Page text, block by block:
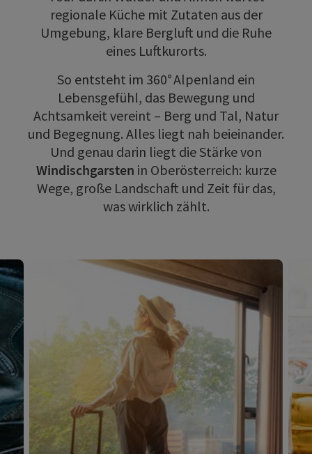
regionale Küche mit Zutaten aus der
Umgebung, klare Bergluft und die Ruhe
eines Luftkurorts.
So entsteht im 360° Alpenland ein
Lebensgefühl, das Bewegung und
Achtsamkeit vereint – Berg und Tal, Natur
und Begegnung. Alles liegt nah beieinander.
Und genau darin liegt die Stärke von
Windischgarsten in Oberösterreich: kurze
Wege, große Landschaft und Zeit für das,
was wirklich zählt.